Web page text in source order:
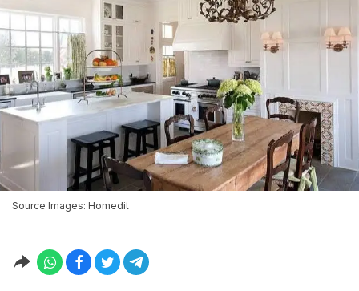
Source Images: Homedit